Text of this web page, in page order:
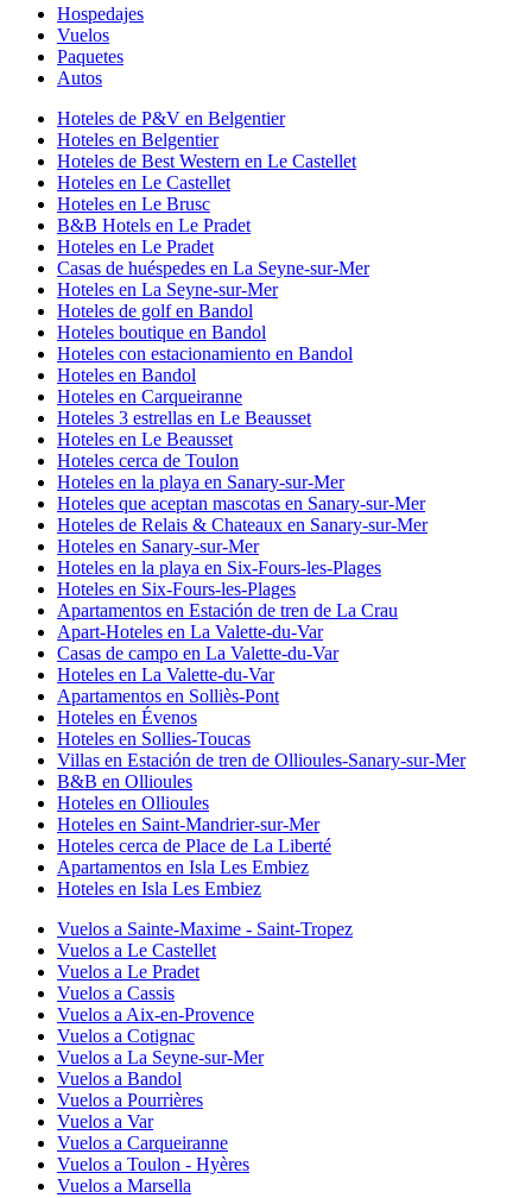
Hospedajes
Vuelos
Paquetes
Autos
Hoteles de P&V en Belgentier
Hoteles en Belgentier
Hoteles de Best Western en Le Castellet
Hoteles en Le Castellet
Hoteles en Le Brusc
B&B Hotels en Le Pradet
Hoteles en Le Pradet
Casas de huéspedes en La Seyne-sur-Mer
Hoteles en La Seyne-sur-Mer
Hoteles de golf en Bandol
Hoteles boutique en Bandol
Hoteles con estacionamiento en Bandol
Hoteles en Bandol
Hoteles en Carqueiranne
Hoteles 3 estrellas en Le Beausset
Hoteles en Le Beausset
Hoteles cerca de Toulon
Hoteles en la playa en Sanary-sur-Mer
Hoteles que aceptan mascotas en Sanary-sur-Mer
Hoteles de Relais & Chateaux en Sanary-sur-Mer
Hoteles en Sanary-sur-Mer
Hoteles en la playa en Six-Fours-les-Plages
Hoteles en Six-Fours-les-Plages
Apartamentos en Estación de tren de La Crau
Apart-Hoteles en La Valette-du-Var
Casas de campo en La Valette-du-Var
Hoteles en La Valette-du-Var
Apartamentos en Solliès-Pont
Hoteles en Évenos
Hoteles en Sollies-Toucas
Villas en Estación de tren de Ollioules-Sanary-sur-Mer
B&B en Ollioules
Hoteles en Ollioules
Hoteles en Saint-Mandrier-sur-Mer
Hoteles cerca de Place de La Liberté
Apartamentos en Isla Les Embiez
Hoteles en Isla Les Embiez
Vuelos a Sainte-Maxime - Saint-Tropez
Vuelos a Le Castellet
Vuelos a Le Pradet
Vuelos a Cassis
Vuelos a Aix-en-Provence
Vuelos a Cotignac
Vuelos a La Seyne-sur-Mer
Vuelos a Bandol
Vuelos a Pourrières
Vuelos a Var
Vuelos a Carqueiranne
Vuelos a Toulon - Hyères
Vuelos a Marsella